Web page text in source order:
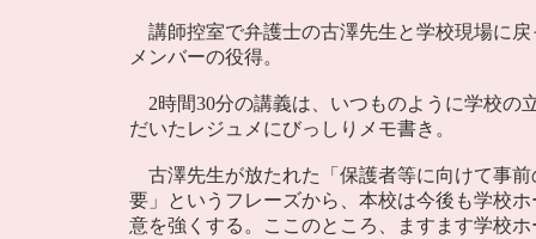
講師控室で弁護士の古澤先生と学校現場に
メンバーの役得。
2時間30分の講義は、いつものように学校の
だいたレジュメにびっしりメモ書き。
古澤先生が放たれた「保護者等に向けて事
要」というフレーズから、本校は今後も学校
意を強くする。ここのところ、ますます学校